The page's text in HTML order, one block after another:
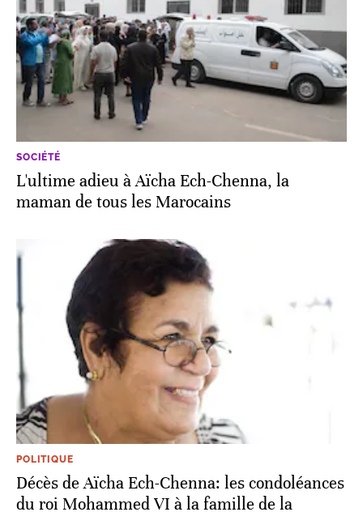
SOCIÉTÉ
L'ultime adieu à Aïcha Ech-Chenna, la
maman de tous les Marocains
POLITIQUE
Décès de Aïcha Ech-Chenna: les condoléances
du roi Mohammed VI à la famille de la